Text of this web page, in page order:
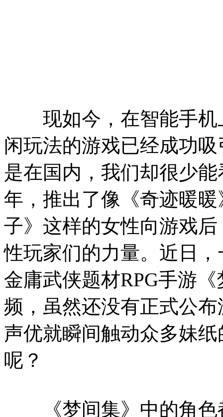
现如今，在智能手
闲玩法的游戏已经成功
是在国内，我们却很少
年，推出了像《奇迹暖
子》这样的女性向游戏
性玩家们的力量。近日
金庸武侠题材RPG手游
频，虽然还没有正式公
声优就瞬间触动众多妹
呢？
《梦间集》中的角色